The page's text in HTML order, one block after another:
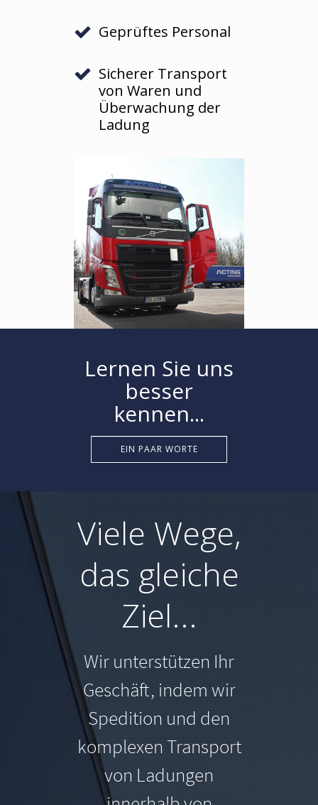
Geprüftes Personal
Sicherer Transport
von Waren und
Überwachung der
Ladung
Lernen Sie uns
besser
kennen...
EIN PAAR WORTE
Viele Wege,
das gleiche
Ziel...
Wir unterstützen Ihr
Geschäft, indem wir
Spedition und den
komplexen Transport
von Ladungen